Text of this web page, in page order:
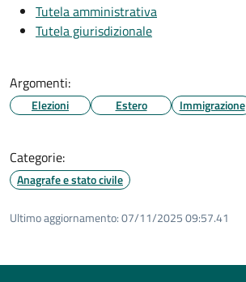
Tutela amministrativa
Tutela giurisdizionale
Argomenti:
Elezioni Estero Immigrazione
Categorie:
Anagrafe e stato civile
Ultimo aggiornamento:07/11/2025 09:57.41